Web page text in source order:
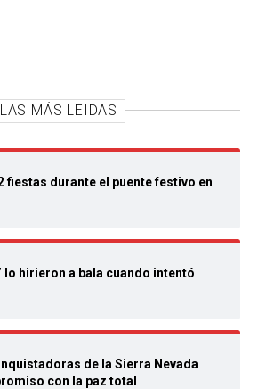
LAS MÁS LEIDAS
fiestas durante el puente festivo en
lo hirieron a bala cuando intentó
de la Sierra Nevada
con la paz total